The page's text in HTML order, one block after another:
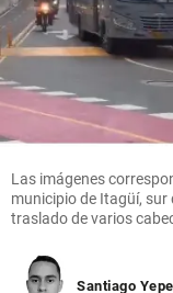
Las imágenes
municipio de Itagüí, sur
traslado de varios
Santiago